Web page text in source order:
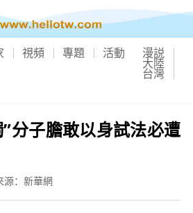
視頻 專題 活動 漫説
大陸
台灣
分子膽敢以身試法必遭
源：新華網